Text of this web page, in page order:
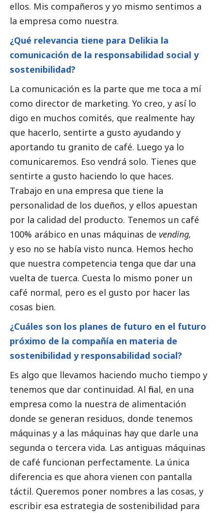
ellos. Mis compañeros y yo mismo sentimos a
la empresa como nuestra.
¿Qué relevancia tiene para Delikia la
comunicación de la responsabilidad social y
sostenibilidad?
La comunicación es la parte que me toca a mí
como director de marketing. Yo creo, y así lo
digo en muchos comités, que realmente hay
que hacerlo, sentirte a gusto ayudando y
aportando tu granito de café. Luego ya lo
comunicaremos. Eso vendrá solo. Tienes que
sentirte a gusto haciendo lo que haces.
Trabajo en una empresa que tiene la
personalidad de los dueños, y ellos apuestan
por la calidad del producto. Tenemos un café
100% arábico en unas máquinas de vending,
y eso no se había visto nunca. Hemos hecho
que nuestra competencia tenga que dar una
vuelta de tuerca. Cuesta lo mismo poner un
café normal, pero es el gusto por hacer las
cosas bien.
¿Cuáles son los planes de futuro en el futuro
próximo de la compañía en materia de
sostenibilidad y responsabilidad social?
Es algo que llevamos haciendo mucho tiempo y
tenemos que dar continuidad. Al final, en una
empresa como la nuestra de alimentación
donde se generan residuos, donde tenemos
máquinas y a las máquinas hay que darle una
segunda o tercera vida. Las antiguas máquinas
de café funcionan perfectamente. La única
diferencia es que ahora vienen con pantalla
táctil. Queremos poner nombres a las cosas, y
escribir esa estrategia de sostenibilidad para